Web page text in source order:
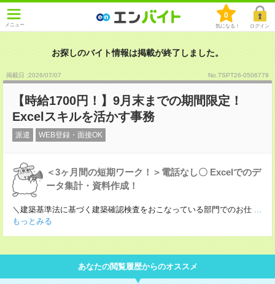
メニュー
0
気になる！ ログイン
お探しのバイト情報は掲載が終了しました。
掲載日 :2026/07/07 No.TSPT26-0506779
【時給1700円！】9月末までの期間限定！
Excelスキルを活かす事務
派遣 WEB登録・面接OK
＜3ヶ月間の短期ワーク！＞電話なし〇 Excelでのデ
ータ集計・資料作成！
＼建築基準法に基づく建築確認検査をおこなっている部門でのお仕 ...
もっとみる
あなたの閲覧履歴からのオススメ